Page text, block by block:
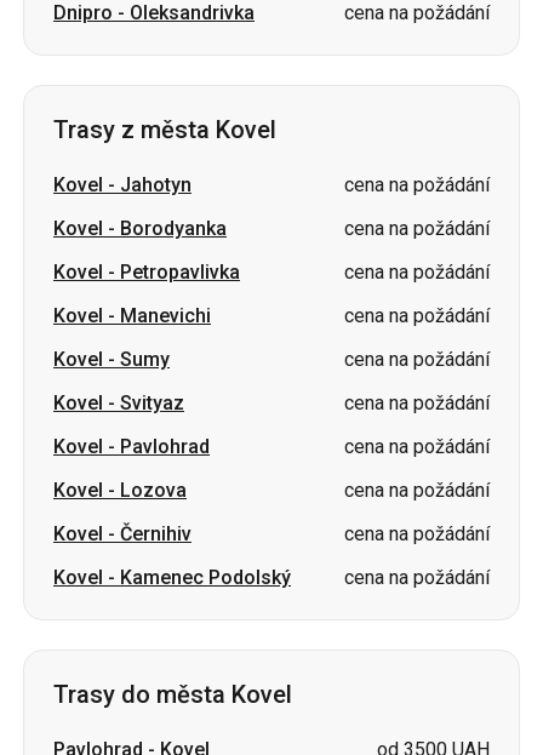
Dnipro - Oleksandrivka cena na požádání
Trasy z města Kovel
Kovel - Jahotyn
cena na požádání
Kovel - Borodyanka
cena na požádání
Kovel - Petropavlivka
cena na požádání
Kovel - Manevichi
cena na požádání
Kovel - Sumy
cena na požádání
Kovel - Svityaz
cena na požádání
Kovel - Pavlohrad
cena na požádání
Kovel - Lozova
cena na požádání
Kovel - Černihiv
cena na požádání
Kovel - Kamenec Podolský cena na požádání
Trasy do města Kovel
Pavlohrad - Kovel
od 3500 UAH